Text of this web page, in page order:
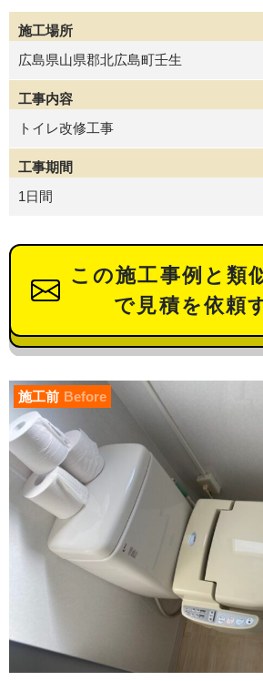
施工場所
広島県山県郡北広島町壬生
工事内容
トイレ改修工事
工事期間
1日間
この施工事例と類
で見積を依頼
施工前 Before